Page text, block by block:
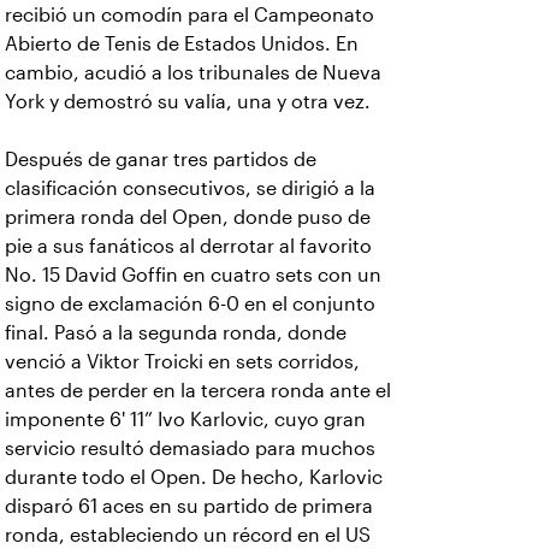
recibió un comodín para el Campeonato
Abierto de Tenis de Estados Unidos. En
cambio, acudió a los tribunales de Nueva
York y demostró su valía, una y otra vez.
Después de ganar tres partidos de
clasificación consecutivos, se dirigió a la
primera ronda del Open, donde puso de
pie a sus fanáticos al derrotar al favorito
No. 15 David Goffin en cuatro sets con un
signo de exclamación 6-0 en el conjunto
final. Pasó a la segunda ronda, donde
venció a Viktor Troicki en sets corridos,
antes de perder en la tercera ronda ante el
imponente 6' 11” Ivo Karlovic, cuyo gran
servicio resultó demasiado para muchos
durante todo el Open. De hecho, Karlovic
disparó 61 aces en su partido de primera
ronda, estableciendo un récord en el US